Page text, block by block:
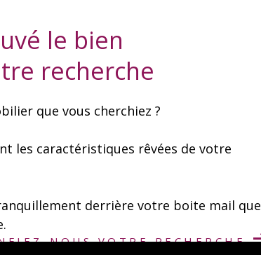
le bien
recherche
que vous cherchiez ?
les caractéristiques rêvées de votre
derrière votre boite mail que
NOUS VOTRE RECHERCHE